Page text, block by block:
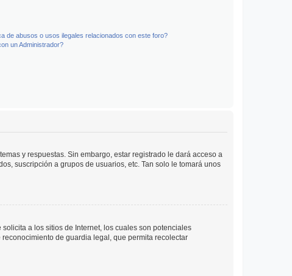
de abusos o usos ilegales relacionados con este foro?
un Administrador?
y respuestas. Sin embargo, estar registrado le dará acceso a
suscripción a grupos de usuarios, etc. Tan solo le tomará unos
a los sitios de Internet, los cuales son potenciales
de guardia legal, que permita recolectar